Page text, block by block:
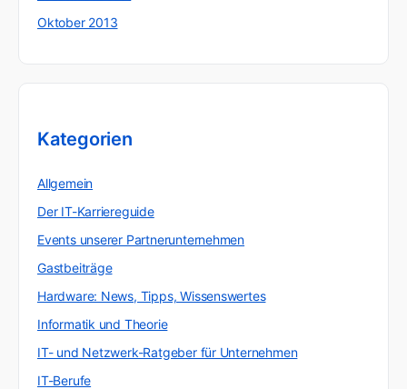
Oktober 2013
Kategorien
Allgemein
Der IT-Karriereguide
Events unserer Partnerunternehmen
Gastbeiträge
Hardware: News, Tipps, Wissenswertes
Informatik und Theorie
IT- und Netzwerk-Ratgeber für Unternehmen
IT-Berufe